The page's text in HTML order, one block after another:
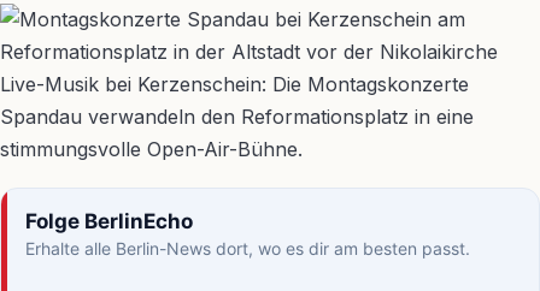
Live-Musik bei Kerzenschein: Die Montagskonzerte
Spandau verwandeln den Reformationsplatz in eine
stimmungsvolle Open-Air-Bühne.
Folge BerlinEcho
Erhalte alle Berlin-News dort, wo es dir am besten passt.